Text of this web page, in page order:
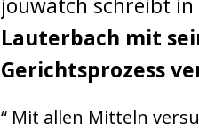
Lauterbach mit
Gerichtsprozess
“ Mit allen Mitteln